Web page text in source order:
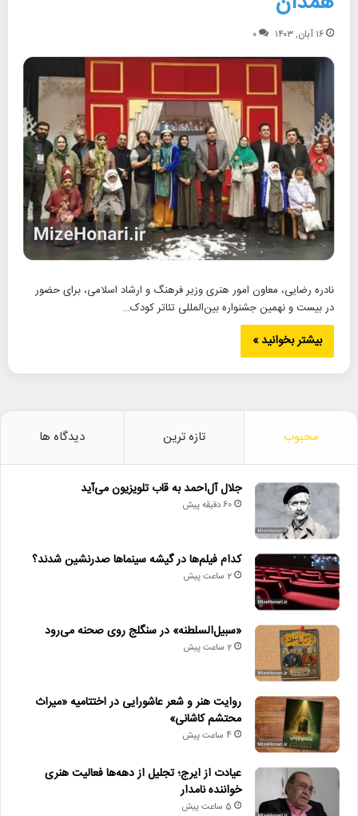
۱۶ آبان, ۱۴۰۳ ۰
نادره رضایی، معاون امور هنری وزیر فرهنگ و ارشاد اسلامی، برای حضور
در بیست و نهمین جشنواره بین‌المللی تئاتر کودک…
بیشتر بخوانید »
محبوب تازه ترین دیدگاه ها
جلال آل‌احمد به قاب تلویزیون می‌آید
60 دقیقه پیش
کدام فیلم‌ها در گیشه سینماها صدرنشین شدند؟
2 ساعت پیش
«سبیل‌السلطنه» در سنگلج روی صحنه می‌رود
2 ساعت پیش
روایت هنر و شعر عاشورایی در اختتامیه «میراث
محتشم کاشانی»
4 ساعت پیش
عیادت از ایرج؛ تجلیل از دهه‌ها فعالیت هنری
خواننده نامدار
5 ساعت پیش